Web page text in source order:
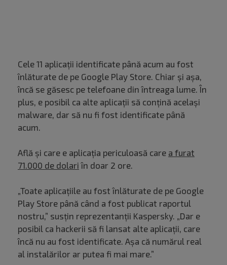
Cele 11 aplicații identificate până acum au fost
înlăturate de pe Google Play Store. Chiar și așa,
încă se găsesc pe telefoane din întreaga lume. În
plus, e posibil ca alte aplicații să conțină același
malware, dar să nu fi fost identificate până
acum.
Află și care e aplicația periculoasă care a furat
71.000 de dolari în doar 2 ore.
„Toate aplicațiile au fost înlăturate de pe Google
Play Store până când a fost publicat raportul
nostru,” susțin reprezentanții Kaspersky. „Dar e
posibil ca hackerii să fi lansat alte aplicații, care
încă nu au fost identificate. Așa că numărul real
al instalărilor ar putea fi mai mare.”